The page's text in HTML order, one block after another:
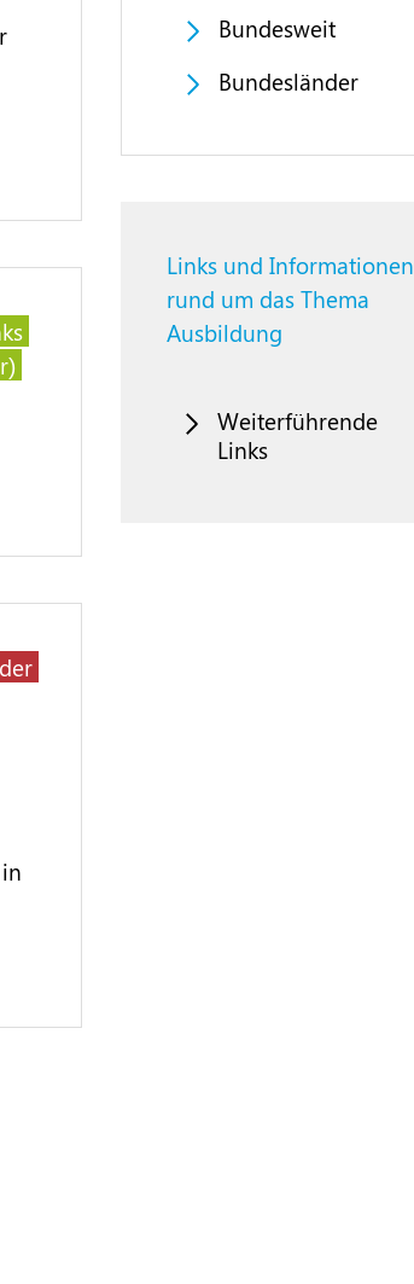
Bundesweit
Bundesländer
Links und Informationen
rund um das Thema
Ausbildung
Weiterführende
Links